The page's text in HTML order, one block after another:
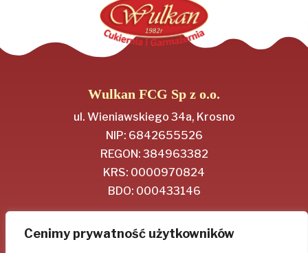
Cenimy prywatność użytkowników
Wulkan FCG Sp z o.o.
ul. Wieniawskiego 34a, Krosno
NIP: 6842655526
REGON: 384963382
KRS: 0000970824
BDO: 000433146
Regulamin